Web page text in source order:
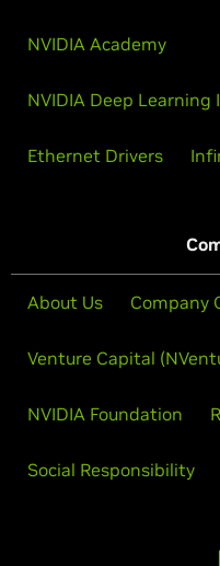
NVIDIA Academy
NVIDIA Deep
Ethernet Drivers
About Us Company
Venture Capital
NVIDIA Foundation
Social Responsibility